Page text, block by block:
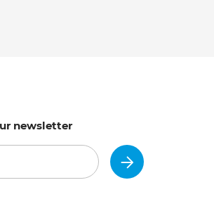
newsletter
Subscribe